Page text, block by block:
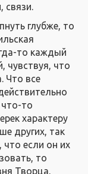
связи.
глубже, то
то каждый
чувствуя, что
Что все
то
характеру
других, так
что если он их
то
Творца.